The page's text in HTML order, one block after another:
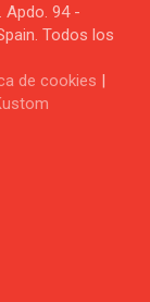
Apdo. 94 -
Todos los
de cookies |